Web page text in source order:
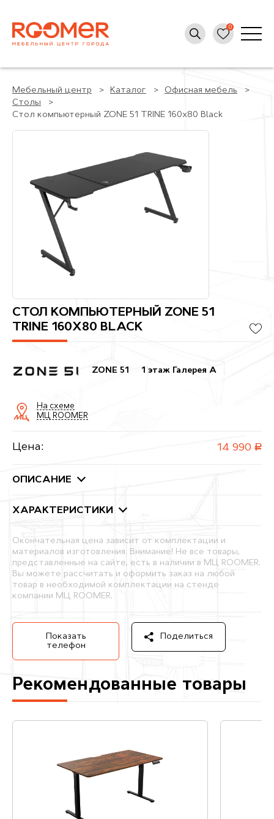
Мебельный центр Каталог
Офисная мебель
Столы
Стол компьютерный ZONE 51 TRINE 160x80 Black
СТОЛ КОМПЬЮТЕРНЫЙ ZONE 51
TRINE 160X80 BLACK
ZONE 51 1 этаж Галерея A
На схеме
МЦ ROOMER
Цена: 14 990 руб.
ОПИСАНИЕ
ХАРАКТЕРИСТИКИ
Окончательная цена зависит от комплектации и
материалов изготовления. Внимание! Не все товары,
представленные на сайте, есть в наличии в МЦ ROOMER.
Вы можете рассчитать и оформить заказ на любой
товар в необходимой комплектации на стенде
компании МЦ ROOMER.
Показать
телефон
Поделиться
Рекомендованные товары